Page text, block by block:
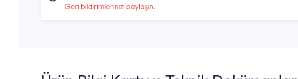
Geri bildirimlerinizi paylaşın.